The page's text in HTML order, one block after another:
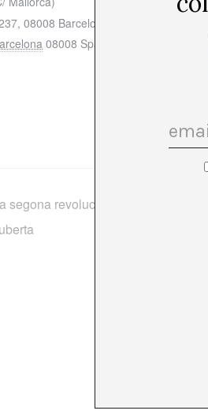
08008 Barcelona mapa
08008 Spain
segona revolució quàntica» Ignacio